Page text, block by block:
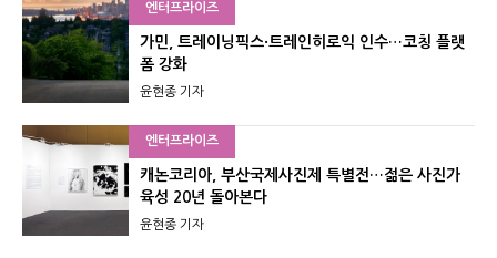
엔터프라이즈
가민, 트레이닝픽스·트레인히로익 인수…코칭 플랫
폼 강화
윤현종 기자
엔터프라이즈
캐논코리아, 부산국제사진제 특별전…젊은 사진가
육성 20년 돌아본다
윤현종 기자